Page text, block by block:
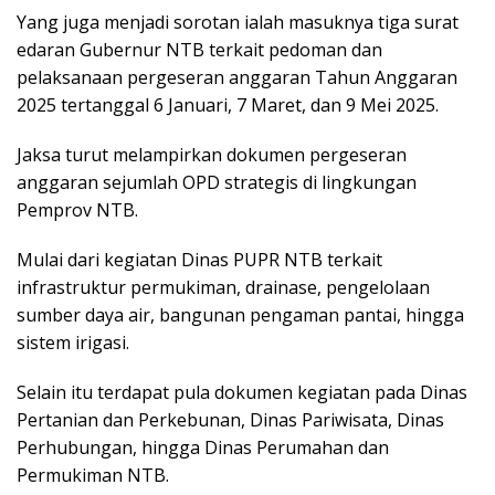
Yang juga menjadi sorotan ialah masuknya tiga surat
edaran Gubernur NTB terkait pedoman dan
pelaksanaan pergeseran anggaran Tahun Anggaran
2025 tertanggal 6 Januari, 7 Maret, dan 9 Mei 2025.
Jaksa turut melampirkan dokumen pergeseran
anggaran sejumlah OPD strategis di lingkungan
Pemprov NTB.
Mulai dari kegiatan Dinas PUPR NTB terkait
infrastruktur permukiman, drainase, pengelolaan
sumber daya air, bangunan pengaman pantai, hingga
sistem irigasi.
Selain itu terdapat pula dokumen kegiatan pada Dinas
Pertanian dan Perkebunan, Dinas Pariwisata, Dinas
Perhubungan, hingga Dinas Perumahan dan
Permukiman NTB.